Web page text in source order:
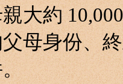
大約
母身份、